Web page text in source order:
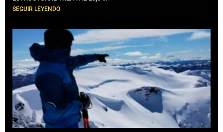
SEGUIR LEYENDO